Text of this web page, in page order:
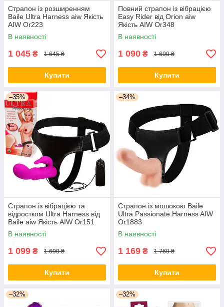
Страпон із розширенням
Baile Ultra Harness aiw Якість
AIW Or223
В наявності
1 045 ₴ 1 645 ₴
Купити
Повний страпон із вібрацією
Easy Rider від Orion aiw
Якість AIW Or348
В наявності
1 090 ₴ 1 690 ₴
Купити
–35%
Страпон із вібрацією та
відростком Ultra Harness від
Baile aiw Якість AIW Or151
В наявності
1 099 ₴ 1 699 ₴
Купити
–34%
Страпон із мошокою Baile
Ultra Passionate Harness AIW
Or1883
В наявності
1 169 ₴ 1 769 ₴
Купити
–32% –32%